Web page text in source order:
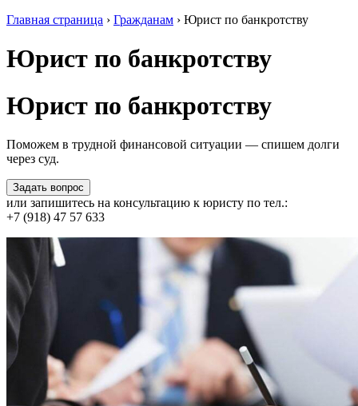
Главная страница › Гражданам › Юрист по банкротству
Юрист по банкротству
Юрист по банкротству
Поможем в трудной финансовой ситуации — спишем долги
через суд.
или запишитесь на консультацию к юристу по тел.:
+7 (918) 47 57 633